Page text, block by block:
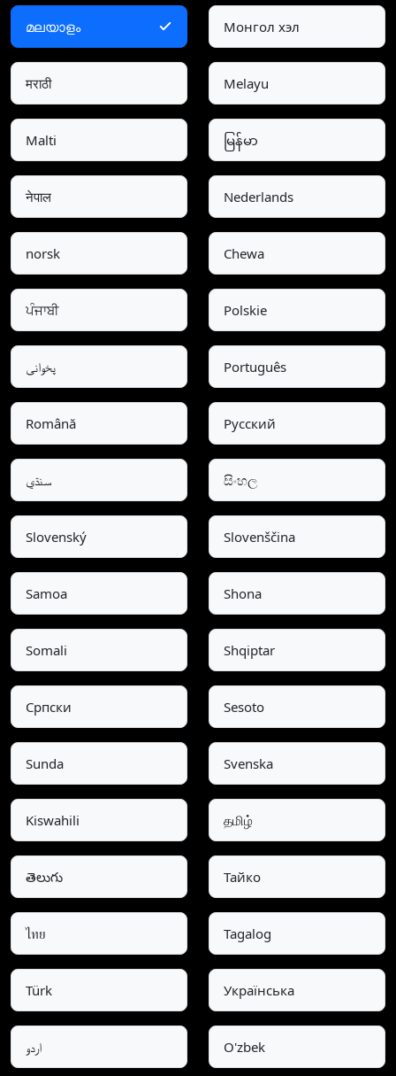
മലയാളം Монгол хэл
मराठी Melayu
Malti မြန်မာ
नेपाल Nederlands
norsk Chewa
ਪੰਜਾਬੀ Polskie
پخوانی Português
Română Pусский
سنڌي සිංහල
Slovenský Slovenščina
Samoa Shona
Somali Shqiptar
Српски Sesoto
Sunda Svenska
Kiswahili தமிழ்
తెలుగు Тайко
ไทย Tagalog
Türk Українська
اردو O'zbek